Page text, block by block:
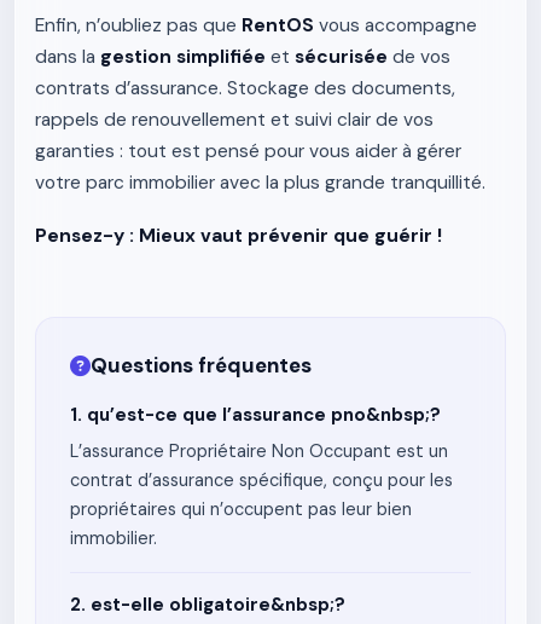
Enfin, n’oubliez pas que RentOS vous accompagne
dans la gestion simplifiée et sécurisée de vos
contrats d’assurance. Stockage des documents,
rappels de renouvellement et suivi clair de vos
garanties : tout est pensé pour vous aider à gérer
votre parc immobilier avec la plus grande tranquillité.
Pensez-y : Mieux vaut prévenir que guérir !
Questions fréquentes
1. qu’est-ce que l’assurance pno&nbsp;?
L’assurance Propriétaire Non Occupant est un
contrat d’assurance spécifique, conçu pour les
propriétaires qui n’occupent pas leur bien
immobilier.
2. est-elle obligatoire&nbsp;?